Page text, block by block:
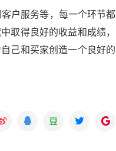
户服务等，每一个环节都
取得良好的收益和成绩，
己和买家创造一个良好的